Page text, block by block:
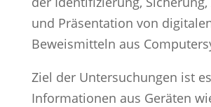
und Präsentation von
Beweismitteln aus
Ziel der Untersuchungen ist
Informationen aus Geräten